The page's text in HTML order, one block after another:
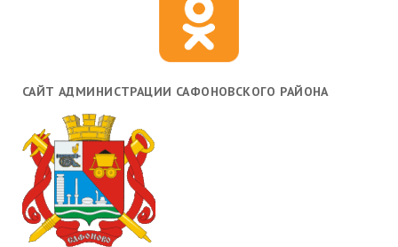
САЙТ АДМИНИСТРАЦИИ САФОНОВСКОГО РАЙОНА